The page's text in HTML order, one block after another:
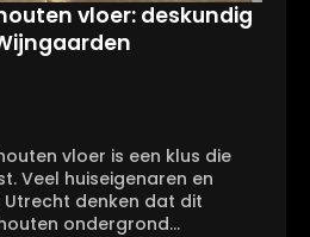
vloer: deskundig
vloer is een klus die
Veel huiseigenaren en
Utrecht denken dat dit
ondergrond…